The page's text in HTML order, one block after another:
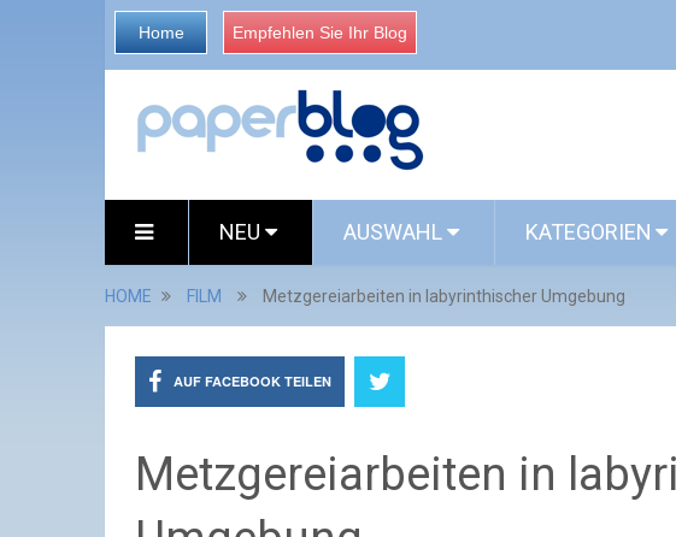
Home Empfehlen Sie Ihr Blog
NEU AUSWAHL KATEGORIEN
HOME FILM Metzgereiarbeiten in labyrinthischer Umgebung
AUF FACEBOOK TEILEN
Metzgereiarbeiten in